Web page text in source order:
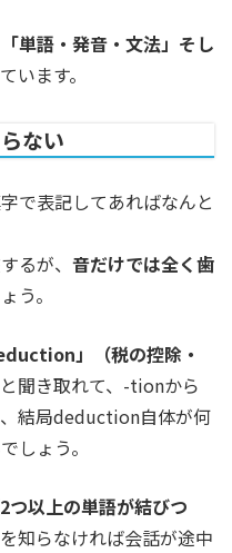
「単語・発音・文法」そし
います。
ない
で表記してあればなんと
るが、 音だけでは全く歯
う。
」（税の控除・
聞き取れて、-tionから
結局deduction自体が何
しょう。
つ以上の単語が結びつ
を知らなければ会話が途中